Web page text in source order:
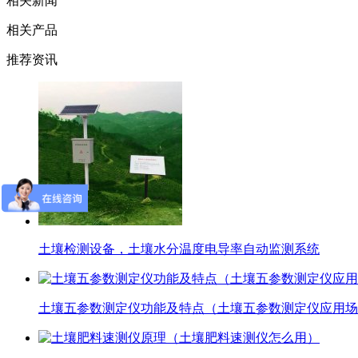
相关产品
推荐资讯
土壤检测设备，土壤水分温度电导率自动监测系统
土壤五参数测定仪功能及特点（土壤五参数测定仪应用